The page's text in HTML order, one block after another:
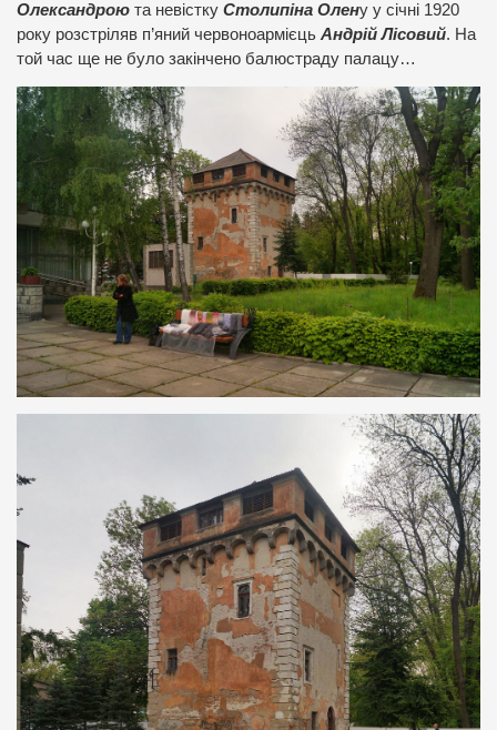
Олександрою та невістку Столипіна Олену у січні 1920
року розстріляв п’яний червоноармієць Андрій Лісовий. На
той час ще не було закінчено балюстраду палацу…